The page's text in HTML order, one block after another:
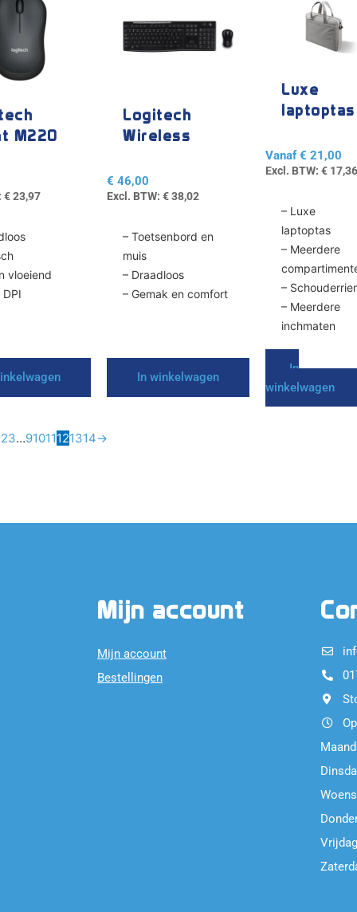
M220
€23,97
vloeiend
Logitech
Wireless
MK270
€ 46,00
Excl. BTW:€38,02
– Toetsenbord en
muis
– Draadloos
– Gemak en comfort
In winkelwagen
Luxe
laptoptas
Vanaf€ 21,00
Excl. BTW:€ 17,36
– Luxe
laptoptas
– Meerdere
–
– Meerdere
inchmaten
In
winkelwagen
meerdere
Deze
optie
kan
worden
op
productpagina
23…91011121314→
Mijn account
Mijn account
Bestellingen